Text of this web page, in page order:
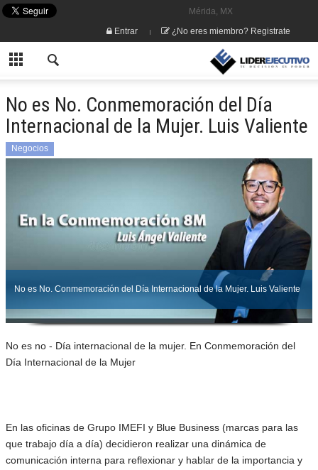
Mérida, MX
Entrar
¿No eres miembro? Registrate
No es No. Conmemoración del Día
Internacional de la Mujer. Luis Valiente
Negocios
No es No. Conmemoración del Día Internacional de la Mujer. Luis Valiente
No es no - Día internacional de la mujer. En Conmemoración del
Día Internacional de la Mujer
En las oficinas de Grupo IMEFI y Blue Business (marcas para las
que trabajo día a día) decidieron realizar una dinámica de
comunicación interna para reflexionar y hablar de la importancia y